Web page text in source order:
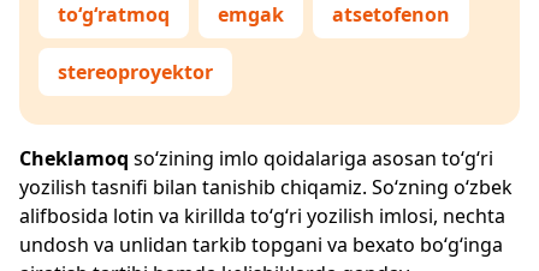
to‘g‘ratmoq emgak atsetofenon
stereoproyektor
Cheklamoq so‘zining imlo qoidalariga asosan to‘g‘ri
yozilish tasnifi bilan tanishib chiqamiz. So‘zning o‘zbek
alifbosida lotin va kirillda to‘g‘ri yozilish imlosi, nechta
undosh va unlidan tarkib topgani va bexato bo‘g‘inga